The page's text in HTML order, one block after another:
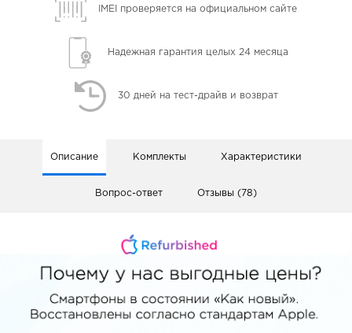
IMEI проверяется на официальном сайте
Надежная гарантия целых 24 месяца
30 дней на тест-драйв и возврат
Описание Комплекты Характеристики
Вопрос-ответ Отзывы (78)